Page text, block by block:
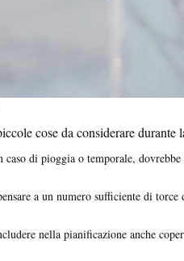
cose da considerare
di pioggia o temporale,
a un numero sufficiente di
nella pianificazione anche